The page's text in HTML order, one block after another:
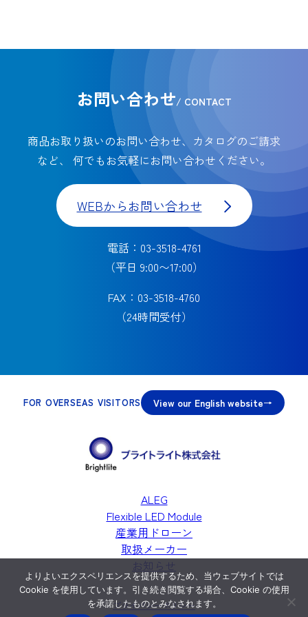
お問い合わせ/ CONTACT
商品お取り扱いのお問い合わせ、カタログのご請求
など、
何でもお気軽にお問い合わせください。
WEBからお問い合わせ
電話：03-3518-4761
（平日 9:00〜17:00）
FAX：03-3518-4760
（24時間受付）
FOR OVERSEAS VISITORS View our English website
ALEG
Flexible LED Module
産業用ドローン
取扱メーカー
お知らせ
プライバシーポリシー
よりよいエクスペリエンスを提供するため、当ウェブサイトでは
Cookie を使用しています。引き続き閲覧する場合、Cookie の使用
を承諾したものとみなされます。